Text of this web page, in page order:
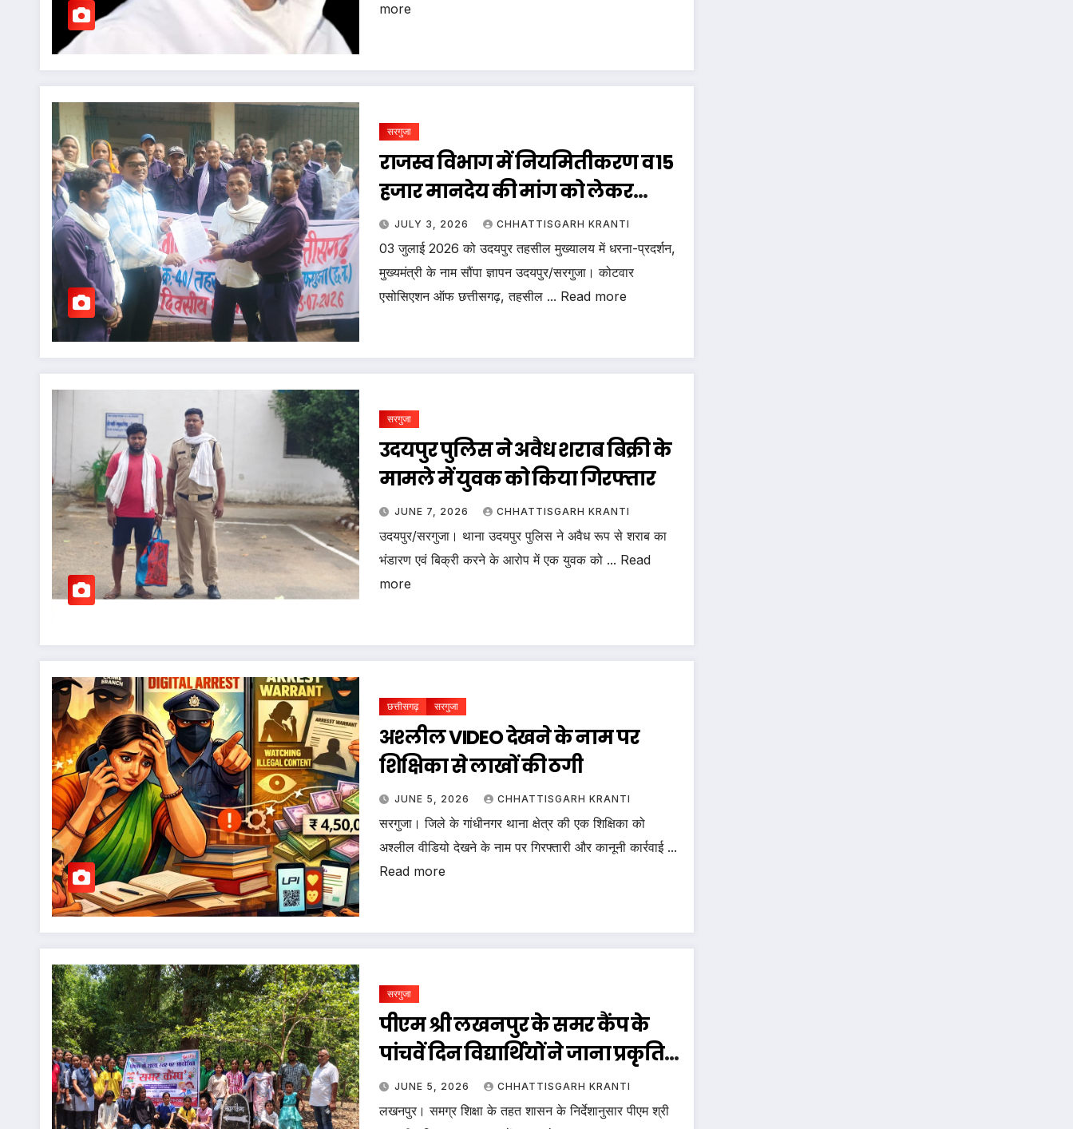
more
सरगुजा
राजस्व विभाग में नियमितीकरण व ₹15
हजार मानदेय की मांग को लेकर
कोटवारों का एक दिवसीय धरना
JULY 3, 2026 CHHATTISGARH KRANTI
03 जुलाई 2026 को उदयपुर तहसील मुख्यालय में धरना-प्रदर्शन,
मुख्यमंत्री के नाम सौंपा ज्ञापन उदयपुर/सरगुजा। कोटवार
एसोसिएशन ऑफ छत्तीसगढ़, तहसील ... Read more
सरगुजा
उदयपुर पुलिस ने अवैध शराब बिक्री के
मामले में युवक को किया गिरफ्तार
JUNE 7, 2026 CHHATTISGARH KRANTI
उदयपुर/सरगुजा। थाना उदयपुर पुलिस ने अवैध रूप से शराब का
भंडारण एवं बिक्री करने के आरोप में एक युवक को ... Read
more
छत्तीसगढ़ सरगुजा
अश्लील VIDEO देखने के नाम पर
शिक्षिका से लाखों की ठगी
JUNE 5, 2026 CHHATTISGARH KRANTI
सरगुजा। जिले के गांधीनगर थाना क्षेत्र की एक शिक्षिका को
अश्लील वीडियो देखने के नाम पर गिरफ्तारी और कानूनी कार्रवाई ...
Read more
सरगुजा
पीएम श्री लखनपुर के समर कैंप के
पांचवें दिन विद्यार्थियों ने जाना प्रकृति,
इतिहास और पर्यावरण संरक्षण का
महत्व
JUNE 5, 2026 CHHATTISGARH KRANTI
लखनपुर। समग्र शिक्षा के तहत शासन के निर्देशानुसार पीएम श्री